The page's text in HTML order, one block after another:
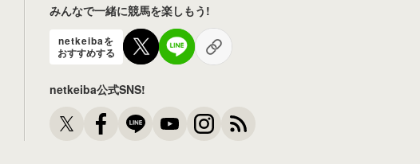
みんなで一緒に競馬を楽しもう!
netkeibaを
おすすめする
netkeiba公式SNS!